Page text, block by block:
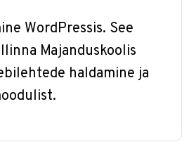
WordPressis. See
Majanduskoolis
haldamine ja